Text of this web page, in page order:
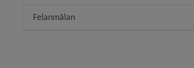
Felanmälan